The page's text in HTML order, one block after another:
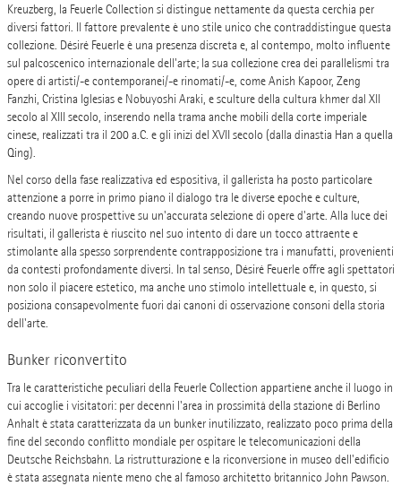
Kreuzberg, la Feuerle Collection si distingue nettamente da questa cerchia per
diversi fattori. Il fattore prevalente è uno stile unico che contraddistingue questa
collezione. Désiré Feuerle è una presenza discreta e, al contempo, molto influente
sul palcoscenico internazionale dell'arte; la sua collezione crea dei parallelismi tra
opere di artisti/-e contemporanei/-e rinomati/-e, come Anish Kapoor, Zeng
Fanzhi, Cristina Iglesias e Nobuyoshi Araki, e sculture della cultura khmer dal XII
secolo al XIII secolo, inserendo nella trama anche mobili della corte imperiale
cinese, realizzati tra il 200 a.C. e gli inizi del XVII secolo (dalla dinastia Han a quella
Qing).
Nel corso della fase realizzativa ed espositiva, il gallerista ha posto particolare
attenzione a porre in primo piano il dialogo tra le diverse epoche e culture,
creando nuove prospettive su un'accurata selezione di opere d'arte. Alla luce dei
risultati, il gallerista è riuscito nel suo intento di dare un tocco attraente e
stimolante alla spesso sorprendente contrapposizione tra i manufatti, provenienti
da contesti profondamente diversi. In tal senso, Désiré Feuerle offre agli spettatori
non solo il piacere estetico, ma anche uno stimolo intellettuale e, in questo, si
posiziona consapevolmente fuori dai canoni di osservazione consoni della storia
dell'arte.
Bunker riconvertito
Tra le caratteristiche peculiari della Feuerle Collection appartiene anche il luogo in
cui accoglie i visitatori: per decenni l'area in prossimità della stazione di Berlino
Anhalt è stata caratterizzata da un bunker inutilizzato, realizzato poco prima della
fine del secondo conflitto mondiale per ospitare le telecomunicazioni della
Deutsche Reichsbahn. La ristrutturazione e la riconversione in museo dell'edificio
è stata assegnata niente meno che al famoso architetto britannico John Pawson.